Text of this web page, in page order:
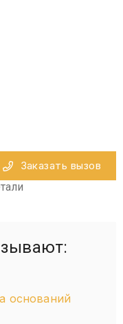
Заказать вызов
оснований